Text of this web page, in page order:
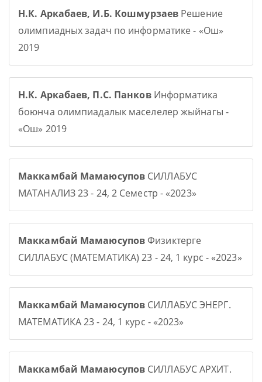
Н.К. Аркабаев, И.Б. Кошмурзаев Решение
олимпиадных задач по информатике - «Ош»
2019
Н.К. Аркабаев, П.С. ПанковИнформатика
боюнча олимпиадалык маселелер жыйнагы -
«Ош» 2019
Маккамбай Мамаюсупов СИЛЛАБУС
МАТАНАЛИЗ 23 - 24, 2 Семестр - «2023»
Маккамбай МамаюсуповФизиктерге
СИЛЛАБУС (МАТЕМАТИКА) 23 - 24, 1 курс - «2023»
Маккамбай Мамаюсупов СИЛЛАБУС ЭНЕРГ.
МАТЕМАТИКА 23 - 24, 1 курс - «2023»
Маккамбай Мамаюсупов СИЛЛАБУС АРХИТ.